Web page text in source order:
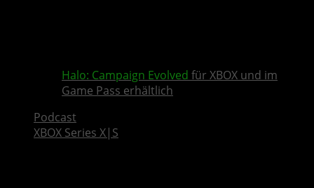
Halo: Campaign Evolved für XBOX und im
Game Pass erhältlich
Podcast
XBOX Series X|S